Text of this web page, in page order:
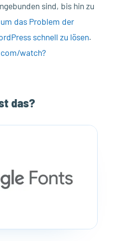
sind, bis hin zu
das Problem der
schnell zu lösen.
watch?
das?